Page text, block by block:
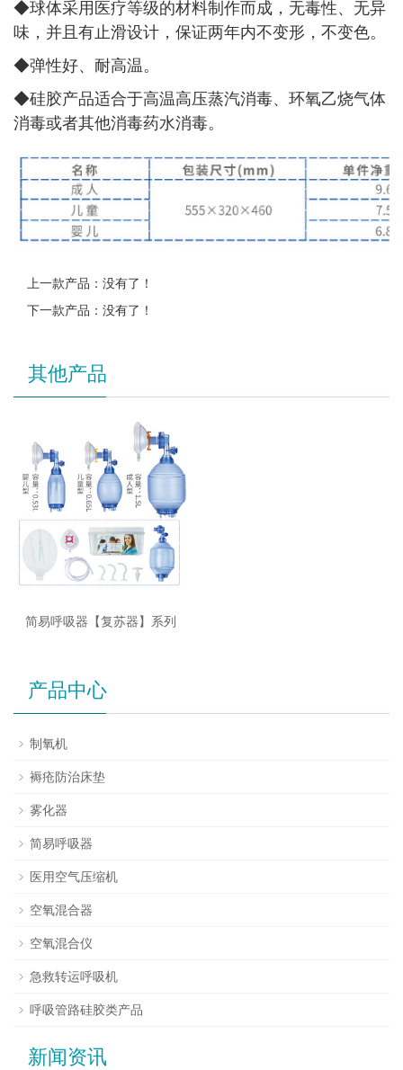
◆球体采用医疗等级的材料制作而成，无毒性、无异
味，并且有止滑设计，保证两年内不变形，不变色。
◆弹性好、耐高温。
◆硅胶产品适合于高温高压蒸汽消毒、环氧乙烧气体
消毒或者其他消毒药水消毒。
上一款产品：没有了！
下一款产品：没有了！
其他产品
简易呼吸器【复苏器】系列
产品中心
制氧机
褥疮防治床垫
雾化器
简易呼吸器
医用空气压缩机
空氧混合器
空氧混合仪
急救转运呼吸机
呼吸管路硅胶类产品
新闻资讯